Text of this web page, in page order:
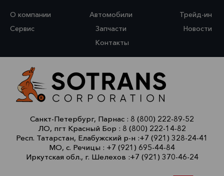
О компании Автомобили
Трейд-ин
Сервис
Запчасти
Новости
Контакты
Санкт-Петербург, Парнас : 8 (800) 222-89-52
ЛО, пгт Красный Бор : 8 (800) 222-14-82
Респ. Татарстан, Елабужский р-н :+7 (921) 328-24-41
МО, с. Речицы : +7 (921) 695-44-84
Иркутская обл., г. Шелехов :+7 (921) 370-46-24